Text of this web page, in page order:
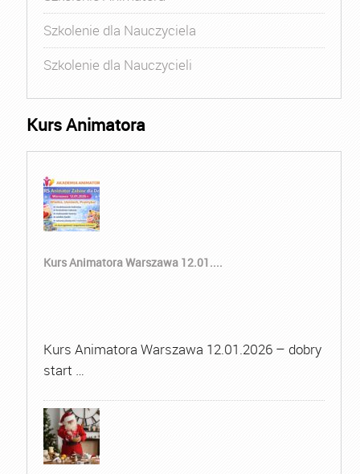
Szkolenie dla Nauczyciela
Szkolenie dla Nauczycieli
Kurs Animatora
Kurs Animatora Warszawa 12.01....
Kurs Animatora Warszawa 12.01.2026 – dobry
start …